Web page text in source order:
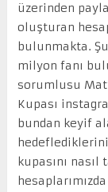
üzerinden
oluşturan
bulunmakta.
milyon fanı
sorumlusu Matt
Kupası
bundan keyif
kupasını